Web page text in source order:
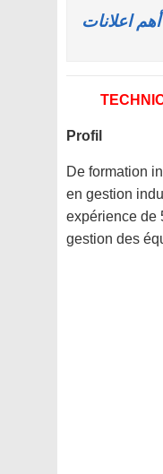
Profil
De formation
en gestion
expérience de
gestion des